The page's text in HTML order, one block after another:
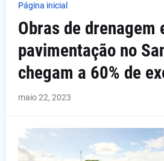
Página inicial
Obras de drenagem
pavimentação no
chegam a 60% de
maio 22, 2023